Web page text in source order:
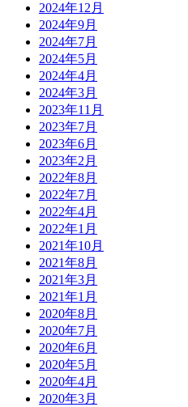
2024年12月
2024年9月
2024年7月
2024年5月
2024年4月
2024年3月
2023年11月
2023年7月
2023年6月
2023年2月
2022年8月
2022年7月
2022年4月
2022年1月
2021年10月
2021年8月
2021年3月
2021年1月
2020年8月
2020年7月
2020年6月
2020年5月
2020年4月
2020年3月